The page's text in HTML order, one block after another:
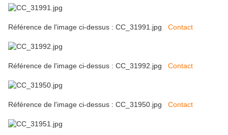
Référence de l'image ci-dessus : CC_31991.jpg Contact
Référence de l'image ci-dessus : CC_31992.jpg Contact
Référence de l'image ci-dessus : CC_31950.jpg Contact